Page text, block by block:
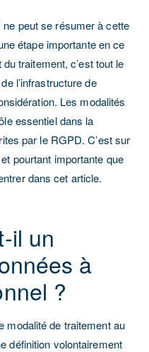
peut se résumer à cette
étape importante en ce
traitement, c’est tout le
l’infrastructure de
Les modalités
essentiel dans la
par le RGPD. C’est sur
pourtant importante que
dans cet article.
il un
à
?
modalité de traitement au
définition volontairement